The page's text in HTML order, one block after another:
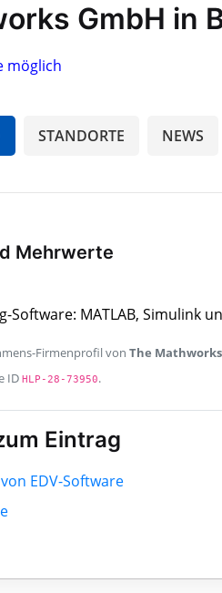
GmbH in
möglich
STANDORTE NEWS
Mehrwerte
Software: MATLAB, Simulink
Firmenprofil von The
ID HLP-28-73950.
Eintrag
EDV-Software